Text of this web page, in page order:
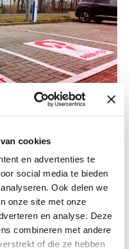
cookies
en advertenties te
social media te bieden
Ook delen we
onze site met onze
en analyse. Deze
combineren met andere
of die ze hebben
Hotels starten
starten landelijke uitrol
AVIA VOLT en...